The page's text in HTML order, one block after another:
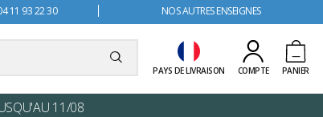
11 93 22 30 NOS AUTRES ENSEIGNES
PAYS DE LIVRAISON COMPTE PANIER
11/08